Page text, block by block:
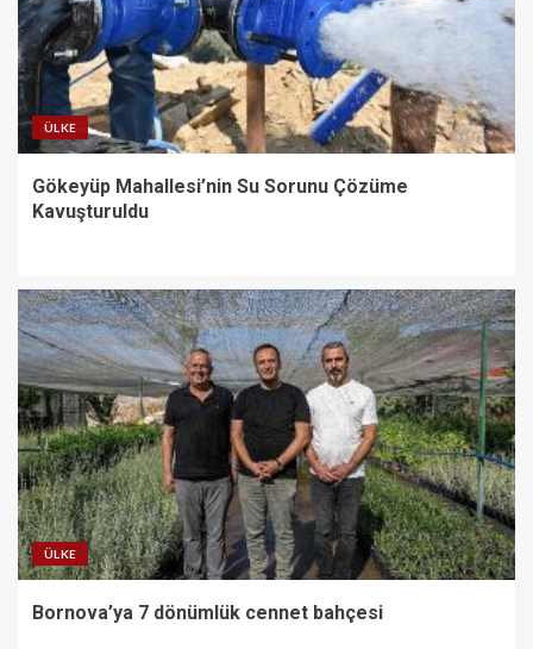
5
1
Büyükşehir, çocukları afetlere
karşı bilinçlendiriyor
2
Sorunu Çözüme Kavuşturuldu
3
Bornova’ya 7 dönümlük cennet
bahçesi
Karamürsel Plaj Yolu
Caddesi’ne özel asfalt
dokunuşu
ÜLKE
Gökeyüp Mahallesi’nin Su Sorunu Çözüme
Kavuşturuldu
ÜLKE
Bornova’ya 7 dönümlük cennet bahçesi